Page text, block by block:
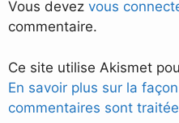
Vous devez vous
commentaire.
Ce site utilise Akismet
En savoir plus sur la
commentaires sont